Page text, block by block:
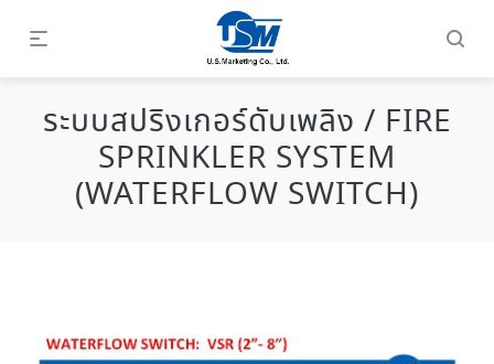
ระบบสปริงเกอร์ดับเพลิง / FIRE
SPRINKLER SYSTEM
(WATERFLOW SWITCH)